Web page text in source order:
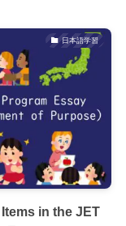
日本語学習
in the JET